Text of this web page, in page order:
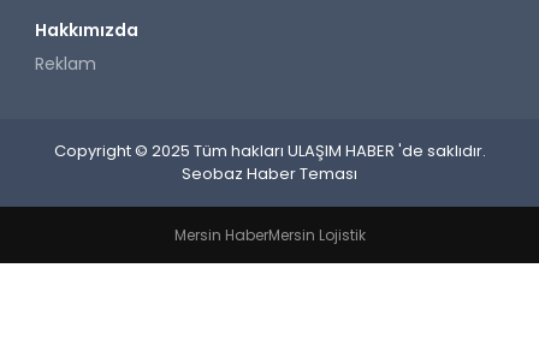
Hakkımızda
Reklam
Copyright © 2025 Tüm hakları ULAŞIM HABER 'de saklıdır.
Seobaz Haber Teması
Mersin HaberMersin Lojistik